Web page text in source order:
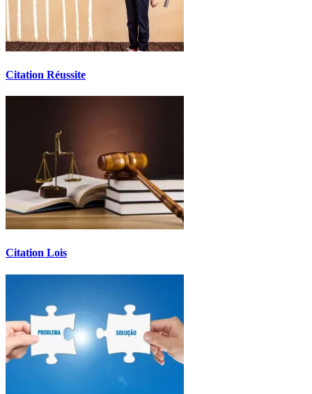
Citation Réussite
Citation Lois